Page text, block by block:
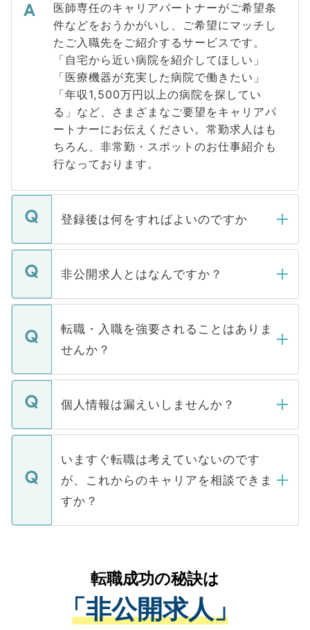
医師専任のキャリアパートナーがご希望条
件などをおうかがいし、ご希望にマッチし
たご入職先をご紹介するサービスです。
「自宅から近い病院を紹介してほしい」
「医療機器が充実した病院で働きたい」
「年収1,500万円以上の病院を探してい
る」など、さまざまなご要望をキャリアパ
ートナーにお伝えください。常勤求人はも
ちろん、非常勤・スポットのお仕事紹介も
行なっております。
登録後は何をすればよいのですか
ご登録いただきましたら、弊社担当者がご
登録内容を確認し、その後メールもしくは
ます。通常、5営業日以内にはご連絡をせて
いただきますので、しばらくお待ちくださ
非公開求人とはなんですか？
マイナビDOCTORで取り扱っている求人の
うち約3割は、Webサイトからご覧いただ
けない「非公開求人」です。非公開求人は
下記の理由によって、一般には公開してい
ません。
■応募殺到を避けるため 人気のある医療機
関を公にしてしまうと、応募が殺到する場
に、医療機関が求める条件に合った人材の
みを人材紹介会社に依頼するケースが増え
ています。
転職・入職を強要されることはありま
せんか？
転職・入職を強要することは一切ありませ
ん。また、仮に応募先から内定をいただい
定を承諾する必要はありません。内定先へ
の辞退の連絡はキャリアパートナーが行い
個人情報は漏えいしませんか？
個人情報が漏えいすることはありませんの
で、ご安心ください。当サイトからの登録
などで収集したご登録者様の個人情報は、
ご本人のキャリアアップおよび転職活動の
支援を目的に使用いたします。お預かりし
ているすべての個人データはご本人の許可
は、個人情報の取り扱いについての厳密な
管理基準を満たした事業者のみに付与され
る、プライバシーマークを取得済みです。
いますぐ転職は考えていないのです
が、これからのキャリアを相談できま
すか？
かがいして、現在の医療機関の状況や紹介
経験をまじえながら、適切なアドバイスを
させていただきます。すぐにご転職をされ
ない方には、長期的なサポートが可能です
転職成功の秘訣は
「非公開求人」